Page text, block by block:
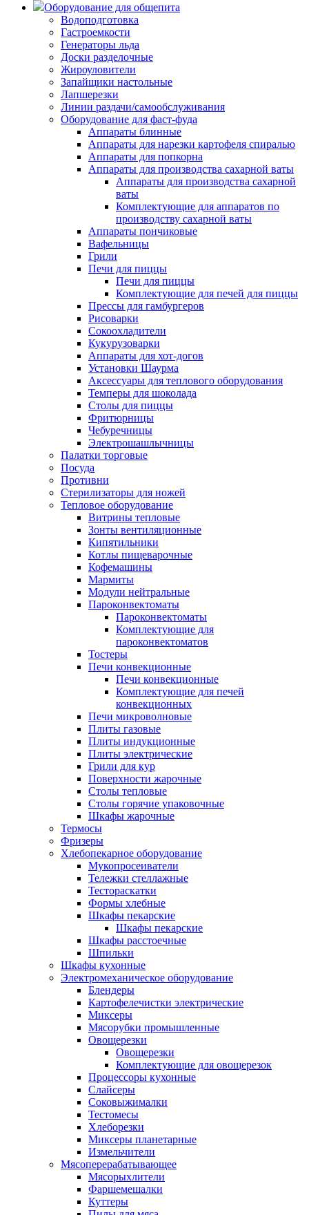
Оборудование для общепита
Водоподготовка
Гастроемкости
Генераторы льда
Доски разделочные
Жироуловители
Запайщики настольные
Лапшерезки
Линии раздачи/самообслуживания
Оборудование для фаст-фуда
Аппараты блинные
Аппараты для нарезки картофеля спиралью
Аппараты для попкорна
Аппараты для производства сахарной ваты
Аппараты для производства сахарной
ваты
Комплектующие для аппаратов по
производству сахарной ваты
Аппараты пончиковые
Вафельницы
Грили
Печи для пиццы
Печи для пиццы
Комплектующие для печей для пиццы
Прессы для гамбургеров
Рисоварки
Сокоохладители
Кукурузоварки
Аппараты для хот-догов
Установки Шаурма
Аксессуары для теплового оборудования
Темперы для шоколада
Столы для пиццы
Фритюрницы
Чебуречницы
Электрошашлычницы
Палатки торговые
Посуда
Противни
Стерилизаторы для ножей
Тепловое оборудование
Витрины тепловые
Зонты вентиляционные
Кипятильники
Котлы пищеварочные
Кофемашины
Мармиты
Модули нейтральные
Пароконвектоматы
Пароконвектоматы
Комплектующие для
пароконвектоматов
Тостеры
Печи конвекционные
Печи конвекционные
Комплектующие для печей
конвекционных
Печи микроволновые
Плиты газовые
Плиты индукционные
Плиты электрические
Грили для кур
Поверхности жарочные
Столы тепловые
Столы горячие упаковочные
Шкафы жарочные
Термосы
Фризеры
Хлебопекарное оборудование
Мукопросеиватели
Тележки стеллажные
Тестораскатки
Формы хлебные
Шкафы пекарские
Шкафы пекарские
Шкафы расстоечные
Шпильки
Шкафы кухонные
Электромеханическое оборудование
Блендеры
Картофелечистки электрические
Миксеры
Мясорубки промышленные
Овощерезки
Овощерезки
Комплектующие для овощерезок
Процессоры кухонные
Слайсеры
Соковыжималки
Тестомесы
Хлеборезки
Миксеры планетарные
Измельчители
Мясоперерабатывающее
Мясорыхлители
Фаршемешалки
Куттеры